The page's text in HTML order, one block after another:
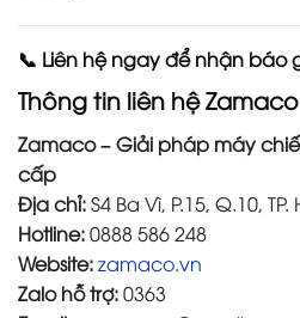
📞 Liên hệ ngay để nhận báo
Thông tin liên hệ Zamaco
Zamaco – Giải pháp máy
cấp
Địa chỉ:S4 Ba Vì, P.15, Q.10, TP.
Hotline:0888 586 248
Website:zamaco.vn
Zalo hỗ trợ:0363